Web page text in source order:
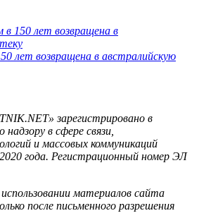
лет возвращена в австралийскую
зарегистрировано в
в сфере связи,
и массовых коммуникаций
года. Регистрационный номер ЭЛ
материалов сайта
после письменного разрешения